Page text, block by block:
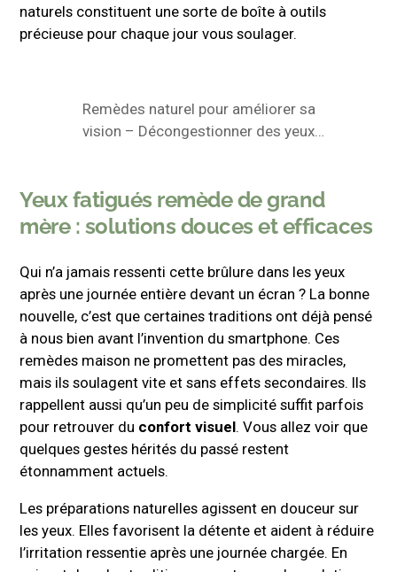
naturels constituent une sorte de boîte à outils
précieuse pour chaque jour vous soulager.
Remèdes naturel pour améliorer sa
vision – Décongestionner des yeux
Yeux fatigués remède de grand
mère : solutions douces et efficaces
Qui n’a jamais ressenti cette brûlure dans les yeux
après une journée entière devant un écran ? La bonne
nouvelle, c’est que certaines traditions ont déjà pensé
à nous bien avant l’invention du smartphone. Ces
remèdes maison ne promettent pas des miracles,
mais ils soulagent vite et sans effets secondaires. Ils
rappellent aussi qu’un peu de simplicité suffit parfois
pour retrouver du confort visuel. Vous allez voir que
quelques gestes hérités du passé restent
étonnamment actuels.
Les préparations naturelles agissent en douceur sur
les yeux. Elles favorisent la détente et aident à réduire
l’irritation ressentie après une journée chargée. En